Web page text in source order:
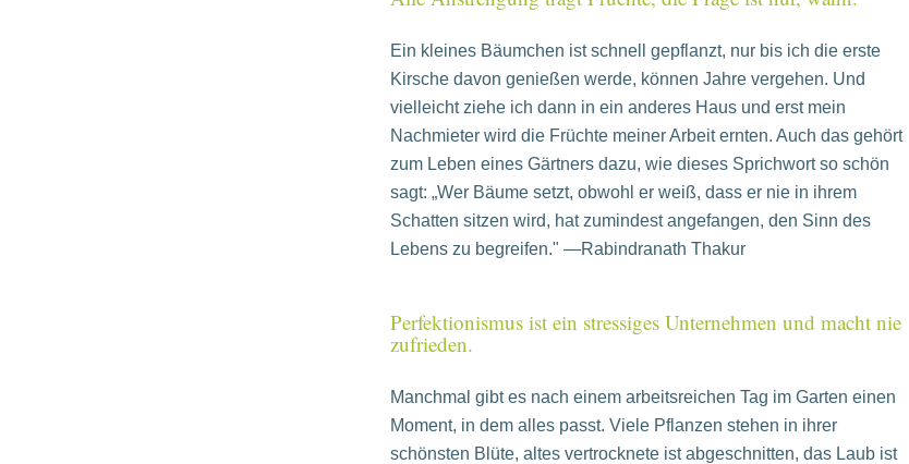
Ein kleines Bäumchen ist schnell gepflanzt, nur bis ich die erste
Kirsche davon genießen werde, können Jahre vergehen. Und
vielleicht ziehe ich dann in ein anderes Haus und erst mein
Nachmieter wird die Früchte meiner Arbeit ernten. Auch das gehört
zum Leben eines Gärtners dazu, wie dieses Sprichwort so schön
sagt: „Wer Bäume setzt, obwohl er weiß, dass er nie in ihrem
Schatten sitzen wird, hat zumindest angefangen, den Sinn des
Lebens zu begreifen." ―Rabindranath Thakur
Perfektionismus ist ein stressiges Unternehmen und macht nie
zufrieden.
Manchmal gibt es nach einem arbeitsreichen Tag im Garten einen
Moment, in dem alles passt. Viele Pflanzen stehen in ihrer
schönsten Blüte, altes vertrocknete ist abgeschnitten, das Laub ist